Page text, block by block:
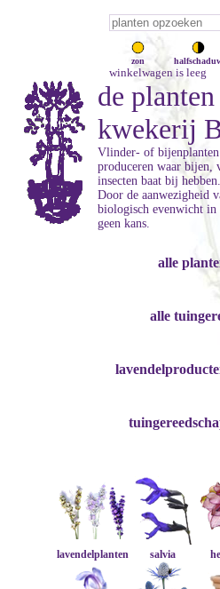
zon
winkelwagen is leeg
de
kwekerij
Vlinder- of
produceren waar bijen,
insecten baat bij hebben.
Door de aanwezigheid
biologisch evenwicht
geen kans.
alle
alle
lavendelplanten salvia